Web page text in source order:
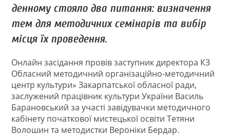
денному стояло два питання: визначення
тем для методичних семінарів та вибір
місця їх проведення.
Онлайн засідання провів заступник директора КЗ
Обласний методичний організаційно-методичний
центр культури» Закарпатської обласної ради,
заслужений працівник культури України Василь
Барановський за участі завідувачки методичного
кабінету початкової мистецької освіти Тетяни
Волошин та методистки Вероніки Бердар.